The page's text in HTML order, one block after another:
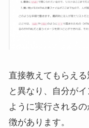
直接教えてもらえ
と異なり、自分が
ように実行される
徴があります。